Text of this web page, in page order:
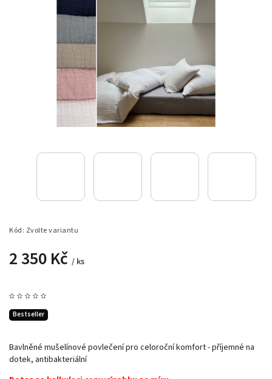
Kód: Zvolte variantu
2 350 Kč / ks
Bestseller
Bavlněné mušelínové povlečení pro celoroční komfort - příjemné na
dotek, antibakteriální